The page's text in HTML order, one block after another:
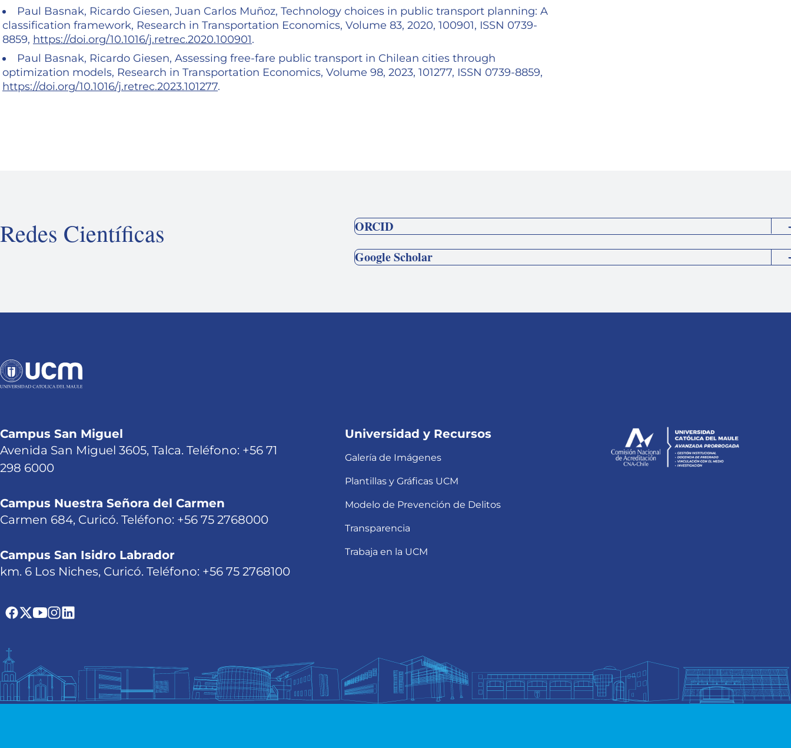
Paul Basnak, Ricardo Giesen, Juan Carlos Muñoz, Technology choices in public transport planning: A
classification framework, Research in Transportation Economics, Volume 83, 2020, 100901, ISSN 0739-
8859, https://doi.org/10.1016/j.retrec.2020.100901.
Paul Basnak, Ricardo Giesen, Assessing free-fare public transport in Chilean cities through
optimization models, Research in Transportation Economics, Volume 98, 2023, 101277, ISSN 0739-8859,
https://doi.org/10.1016/j.retrec.2023.101277.
Redes Científicas
ORCID
Google Scholar
Campus San Miguel
Avenida San Miguel 3605, Talca. Teléfono: +56 71
298 6000
Campus Nuestra Señora del Carmen
Carmen 684, Curicó. Teléfono: +56 75 2768000
Campus San Isidro Labrador
km. 6 Los Niches, Curicó. Teléfono: +56 75 2768100
Universidad y Recursos
Galería de Imágenes
Plantillas y Gráficas UCM
Modelo de Prevención de Delitos
Transparencia
Trabaja en la UCM